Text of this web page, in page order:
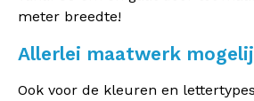
meter breedte!
Allerlei maatwerk
Ook voor de kleuren en